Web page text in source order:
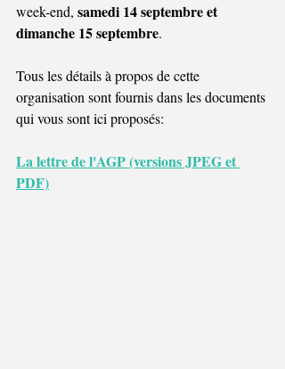
week-end, samedi 14 septembre et
dimanche 15 septembre.
Tous les détails à propos de cette
organisation sont fournis dans les documents
qui vous sont ici proposés:
La lettre de l'AGP (versions JPEG et
PDF)